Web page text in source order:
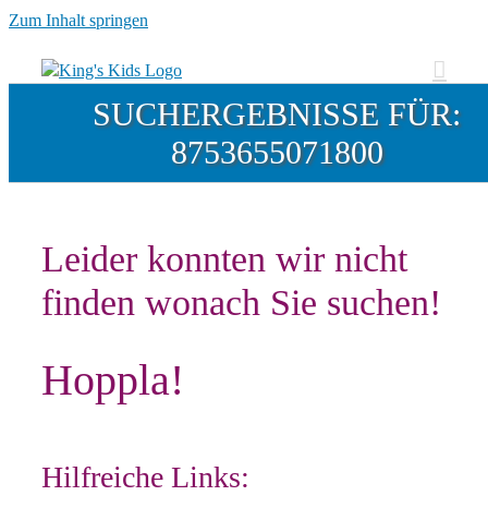
Zum Inhalt springen
SUCHERGEBNISSE FÜR:
8753655071800
Leider konnten wir nicht
finden wonach Sie suchen!
Hoppla!
Hilfreiche Links: